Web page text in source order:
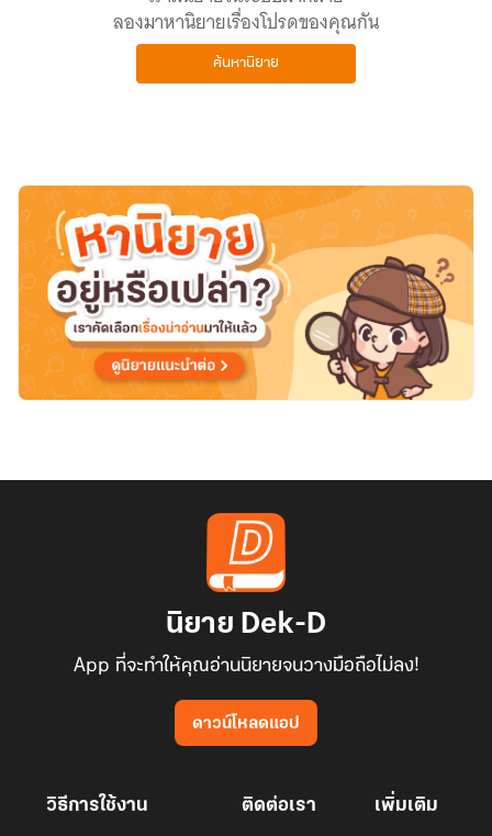
ลองมาหานิยายเรื่องโปรดของคุณกัน
ค้นหานิยาย
นิยาย Dek-D
App ที่จะทำให้คุณอ่านนิยายจนวางมือถือไม่ลง!
ดาวน์โหลดแอป
วิธีการใช้งาน ติดต่อเรา เพิ่มเติม